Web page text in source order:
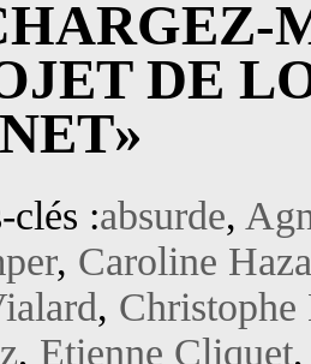
DE
clés :absurde,
, Caroline
, Christophe
, Etienne Cliquet